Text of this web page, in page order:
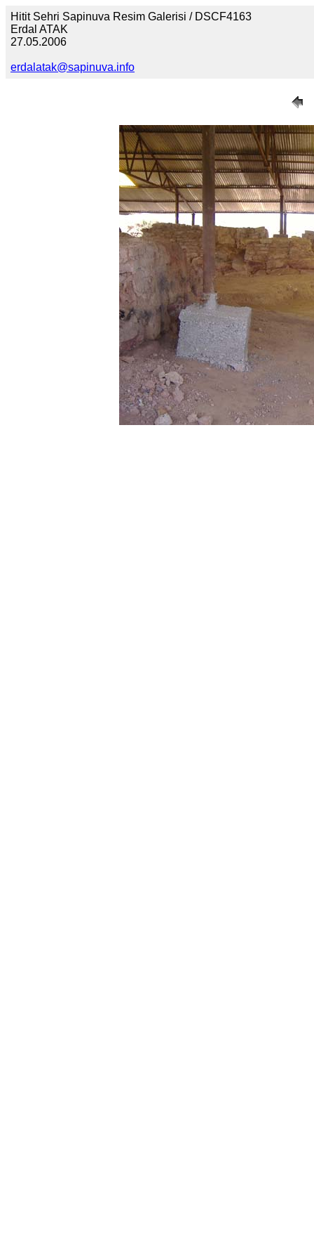
Hitit Sehri Sapinuva Resim Galerisi / DSCF4163
Erdal ATAK
27.05.2006
erdalatak@sapinuva.info